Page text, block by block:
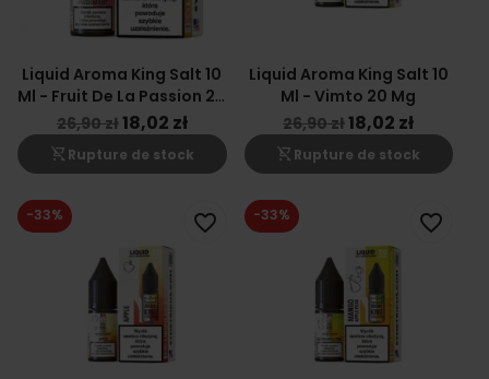
Liquid Aroma King Salt 10
Ml - Fruit De La Passion 20
Mg
26,90 zł18,02 zł
shopping_cart_off Rupture de stock
Liquid Aroma King Salt 10
Ml - Vimto 20 Mg
26,90 zł18,02 zł
shopping_cart_off Rupture de stock
-33% favorite_border -33% favorite_border